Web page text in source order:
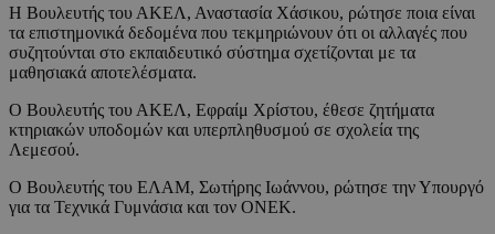
Η Βουλευτής του ΑΚΕΛ, Αναστασία Χάσικου, ρώτησε ποια είναι
τα επιστημονικά δεδομένα που τεκμηριώνουν ότι οι αλλαγές που
συζητούνται στο εκπαιδευτικό σύστημα σχετίζονται με τα
μαθησιακά αποτελέσματα.
Ο Βουλευτής του ΑΚΕΛ, Εφραίμ Χρίστου, έθεσε ζητήματα
κτηριακών υποδομών και υπερπληθυσμού σε σχολεία της
Λεμεσού.
Ο Βουλευτής του ΕΛΑΜ, Σωτήρης Ιωάννου, ρώτησε την Υπουργό
για τα Τεχνικά Γυμνάσια και τον ΟΝΕΚ.